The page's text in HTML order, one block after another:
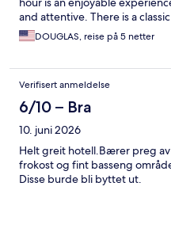
and attentive. There is a
happy to recommend this hotel.
DOUGLAS, reise på 5 netter
Verifisert anmeldelse
6/10 – Bra
10. juni 2026
Helt greit hotell.Bærer preg
frokost og fint basseng
Disse burde bli byttet ut.